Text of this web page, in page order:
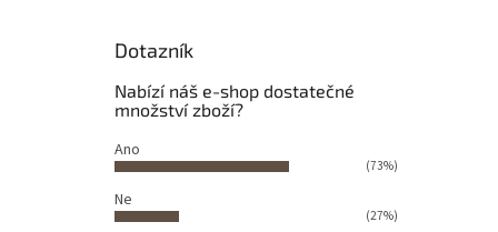
Dotazník
Nabízí náš e-shop dostatečné
množství zboží?
Ano
(73%)
Ne
(27%)